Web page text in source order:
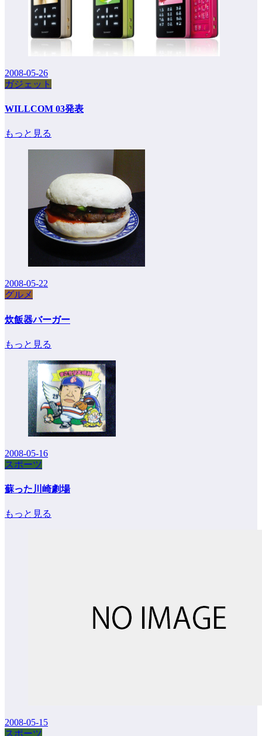
2008-05-26
ガジェット
WILLCOM 03発表
もっと見る
2008-05-22
グルメ
炊飯器バーガー
もっと見る
2008-05-16
スポーツ
蘇った川崎劇場
もっと見る
2008-05-15
スポーツ